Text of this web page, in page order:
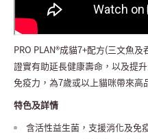
PRO PLAN®成貓7+配方(三文魚
證實有助延長健康壽命，以及提
免疫力，為7歲或以上貓咪帶來高
特色及詳情
含活性益生菌，支援消化及免